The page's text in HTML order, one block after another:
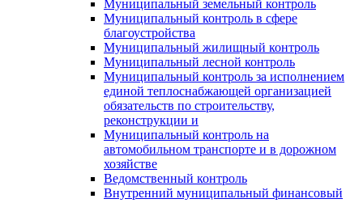
Муниципальный земельный контроль
Муниципальный контроль в сфере
благоустройства
Муниципальный жилищный контроль
Муниципальный лесной контроль
Муниципальный контроль за исполнением
единой теплоснабжающей организацией
обязательств по строительству,
реконструкции и
Муниципальный контроль на
автомобильном транспорте и в дорожном
хозяйстве
Ведомственный контроль
Внутренний муниципальный финансовый